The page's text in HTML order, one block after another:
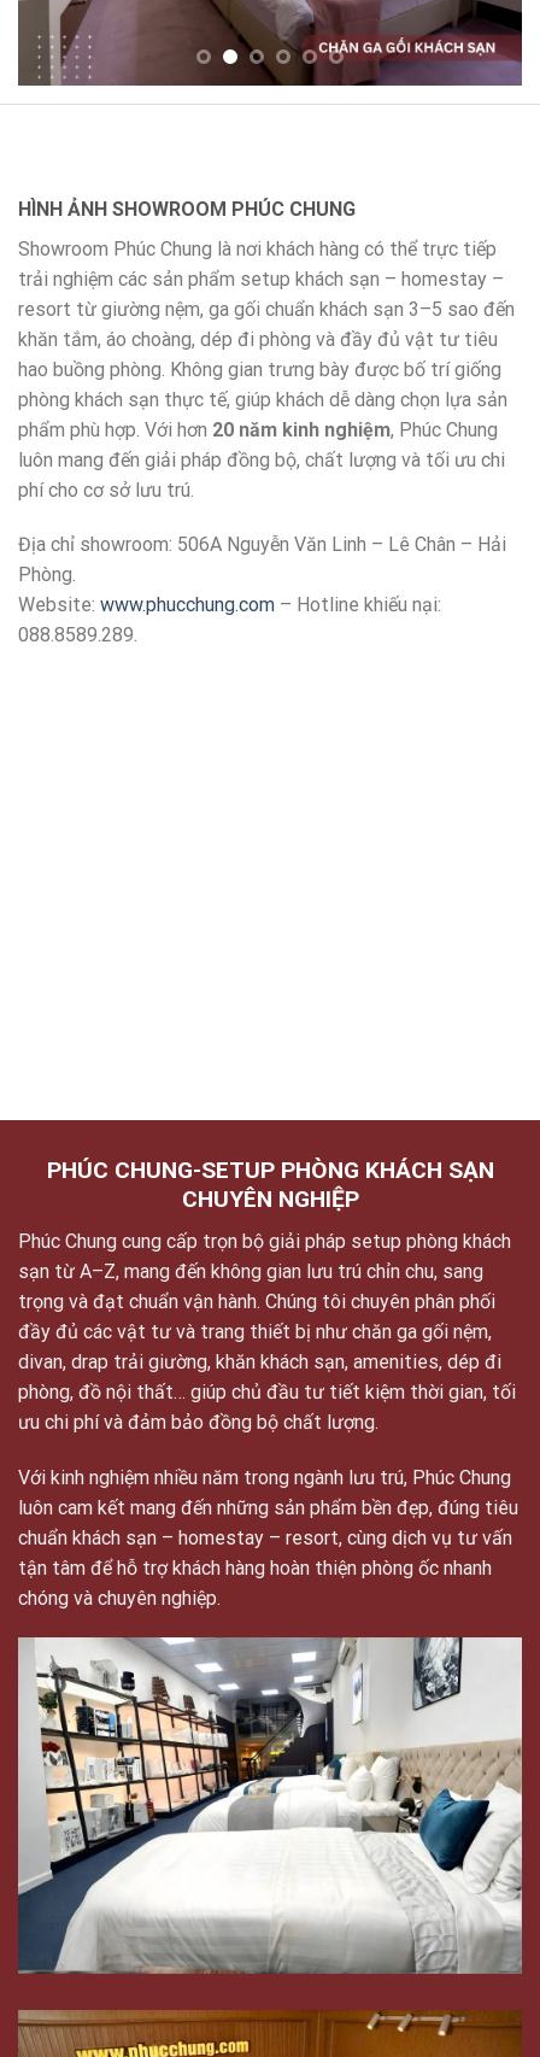
HÌNH ẢNH SHOWROOM PHÚC CHUNG
Showroom Phúc Chung là nơi khách hàng có thể trực tiếp
trải nghiệm các sản phẩm setup khách sạn – homestay –
resort từ giường nệm, ga gối chuẩn khách sạn 3–5 sao đến
khăn tắm, áo choàng, dép đi phòng và đầy đủ vật tư tiêu
hao buồng phòng. Không gian trưng bày được bố trí giống
phòng khách sạn thực tế, giúp khách dễ dàng chọn lựa sản
phẩm phù hợp. Với hơn 20 năm kinh nghiệm, Phúc Chung
luôn mang đến giải pháp đồng bộ, chất lượng và tối ưu chi
phí cho cơ sở lưu trú.
Địa chỉ showroom: 506A Nguyễn Văn Linh – Lê Chân – Hải
Phòng.
Website: www.phucchung.com – Hotline khiếu nại:
088.8589.289.
PHÚC CHUNG-SETUP PHÒNG KHÁCH SẠN
CHUYÊN NGHIỆP
Phúc Chung cung cấp trọn bộ giải pháp setup phòng khách
sạn từ A–Z, mang đến không gian lưu trú chỉn chu, sang
trọng và đạt chuẩn vận hành. Chúng tôi chuyên phân phối
đầy đủ các vật tư và trang thiết bị như chăn ga gối nệm,
divan, drap trải giường, khăn khách sạn, amenities, dép đi
phòng, đồ nội thất… giúp chủ đầu tư tiết kiệm thời gian, tối
ưu chi phí và đảm bảo đồng bộ chất lượng.
Với kinh nghiệm nhiều năm trong ngành lưu trú, Phúc Chung
luôn cam kết mang đến những sản phẩm bền đẹp, đúng tiêu
chuẩn khách sạn – homestay – resort, cùng dịch vụ tư vấn
tận tâm để hỗ trợ khách hàng hoàn thiện phòng ốc nhanh
chóng và chuyên nghiệp.